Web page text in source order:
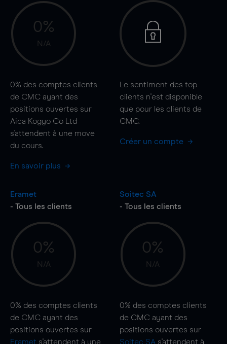
0%
N/A
0% des comptes clients
de CMC ayant des
positions ouvertes sur
Aica Kogyo Co Ltd
s'attendent à une move
du cours.
En savoir plus
Le sentiment des top
clients n'est disponible
que pour les clients de
CMC.
Créer un compte
Eramet
- Tous les clients
0%
N/A
0% des comptes clients
de CMC ayant des
positions ouvertes sur
Eramet s'attendent à une
Soitec SA
- Tous les clients
0%
N/A
0% des comptes clients
de CMC ayant des
positions ouvertes sur
Soitec SA s'attendent à